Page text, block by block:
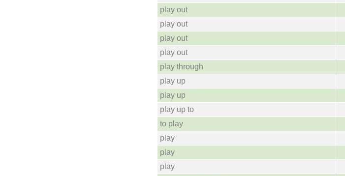
play out
play out
play out
play out
play through
play up
play up
play up to
to play
play
play
play